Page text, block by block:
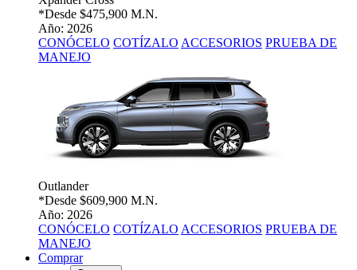
*Desde $475,900 M.N.
Año: 2026
CONÓCELO COTÍZALO ACCESORIOS PRUEBA DE
MANEJO
Outlander
*Desde $609,900 M.N.
Año: 2026
CONÓCELO COTÍZALO ACCESORIOS PRUEBA DE
MANEJO
Comprar